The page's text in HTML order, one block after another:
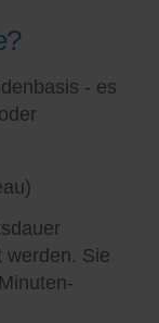
- es
werden. Sie